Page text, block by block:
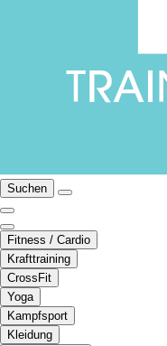
Suchen
Fitness / Cardio
Krafttraining
CrossFit
Yoga
Kampfsport
Kleidung